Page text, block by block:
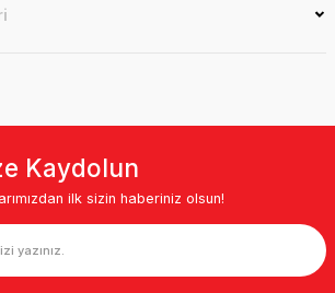
Kaydolun
ilk sizin haberiniz olsun!